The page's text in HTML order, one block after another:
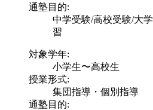
通塾目的:
中学受験/高校受験/大
習
対象学年:
小学生〜高校生
授業形式:
集団指導・個別指導
通塾目的: